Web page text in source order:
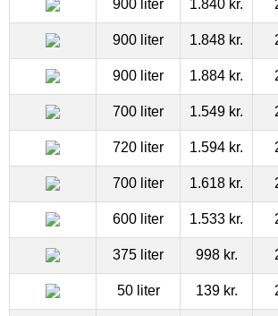
900 liter 1.840 kr.
900 liter 1.848 kr.
900 liter 1.884 kr.
700 liter 1.549 kr.
720 liter 1.594 kr.
700 liter 1.618 kr.
600 liter 1.533 kr.
375 liter 998 kr.
50 liter 139 kr.